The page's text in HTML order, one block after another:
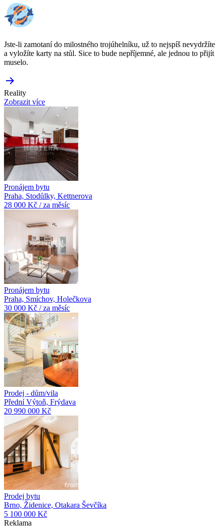
Jste-li zamotaní do milostného trojúhelníku, už to nejspíš nevydržíte
a vyložíte karty na stůl. Sice to bude nepříjemné, ale jednou to přijít
muselo.
Reality
Zobrazit více
Pronájem bytu
Praha, Stodůlky, Kettnerova
28 000 Kč / za měsíc
Pronájem bytu
Praha, Smíchov, Holečkova
30 000 Kč / za měsíc
Prodej - dům/vila
Přední Výtoň, Frýdava
20 990 000 Kč
Prodej bytu
Brno, Židenice, Otakara Ševčíka
5 100 000 Kč
Reklama